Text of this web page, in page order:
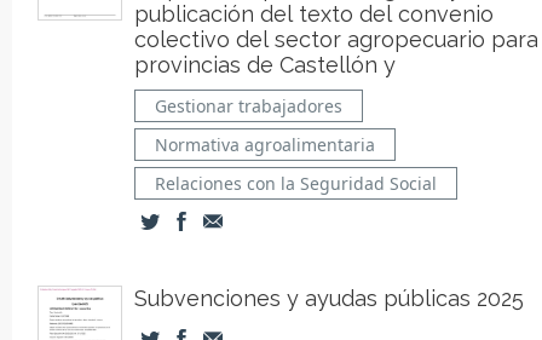
publicación del texto del convenio
colectivo del sector agropecuario para
provincias de Castellón y
Gestionar trabajadores
Normativa agroalimentaria
Relaciones con la Seguridad Social
Subvenciones y ayudas públicas 2025